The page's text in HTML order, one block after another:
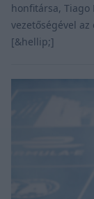
honfitársa,
vezetőségével
[&hellip;]